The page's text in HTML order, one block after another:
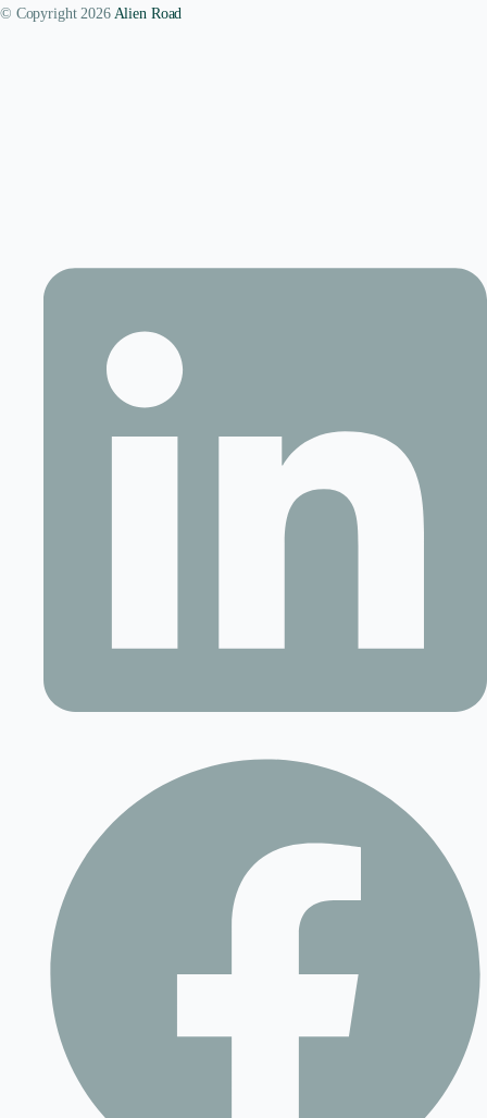
© Copyright 2026 Alien Road